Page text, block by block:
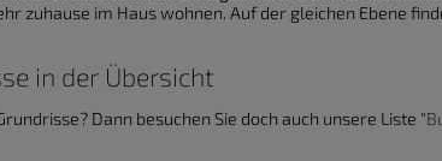
zuhause im Haus wohnen. Auf der gleichen Ebene
in der Übersicht
Dann besuchen Sie doch auch unsere Liste "